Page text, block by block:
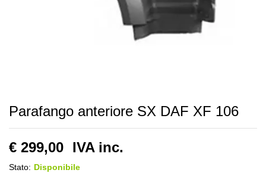
Parafango anteriore SX DAF XF 106
€ 299,00 IVA inc.
Stato: Disponibile